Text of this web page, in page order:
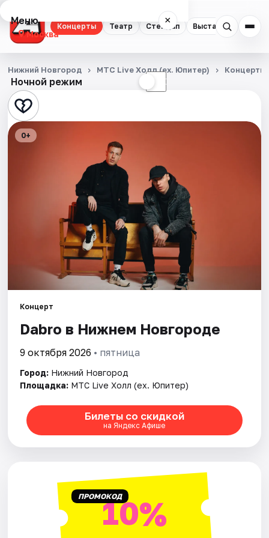
Концерты Театр Стендап Выставки
Меню ×
Москва
Концерты
Театр
Стендап
Площадки
Артисты
Рейтинги
Ночной режим ☾
Нижний Новгород МТС Live Холл (ex. Юпитер) Концерты
0+
Концерт
Dabro в Нижнем Новгороде
9 октября 2026 • пятница
Город: Нижний Новгород
Площадка: МТС Live Холл (ex. Юпитер)
Билеты со скидкой
на Яндекс Афише
ПРОМОКОД10%